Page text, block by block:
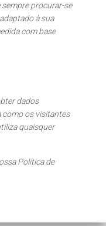
sempre procurar-se
à sua
com base
dados
os visitantes
quaisquer
Política de